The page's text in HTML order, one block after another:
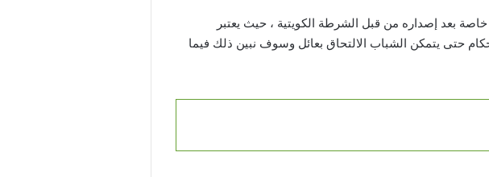
تساؤل كبير من الشباب حول الشروط الجديدة للالتحاق بعائل في الكويت 2025، خاصة بعد إصداره من قبل الشرطة الكويتية ، حيث يعتبر
حتى يتمكن الشباب الالتحاق بعائل وسوف نبين ذلك فيما